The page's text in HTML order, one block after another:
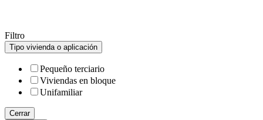
Filtro
Tipo vivienda o aplicación
Pequeño terciario
Viviendas en bloque
Unifamiliar
Cerrar